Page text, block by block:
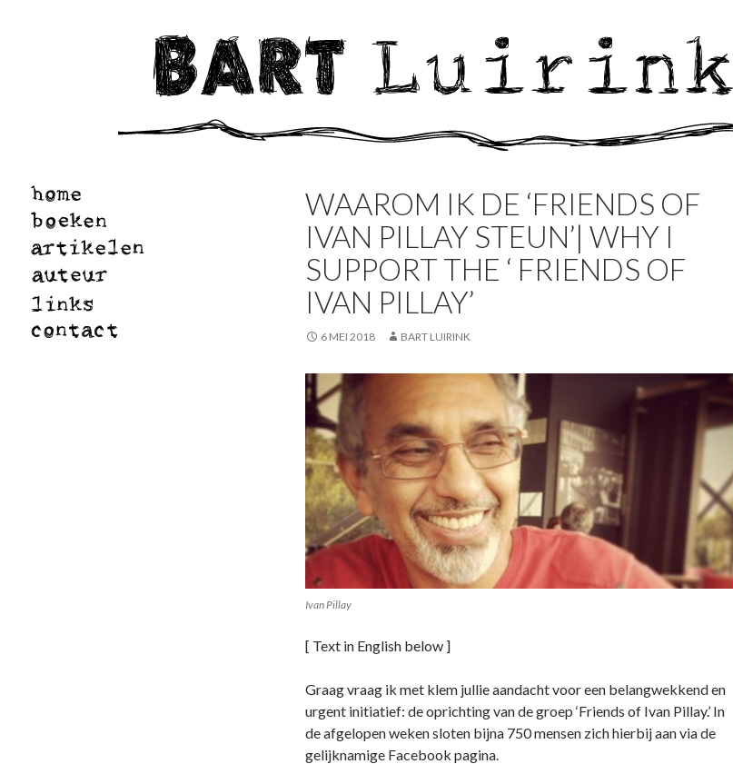
WAAROM IK DE ‘FRIENDS OF
IVAN PILLAY STEUN’| WHY I
SUPPORT THE ‘ FRIENDS OF
IVAN PILLAY’
6 MEI 2018 BART LUIRINK
Ivan Pillay
[ Text in English below ]
Graag vraag ik met klem jullie aandacht voor een belangwekkend en
urgent initiatief: de oprichting van de groep ‘Friends of Ivan Pillay.’ In
de afgelopen weken ​sloten bijna 750 mensen zich hierbij aan via de
gelijknamige Facebook pagina.